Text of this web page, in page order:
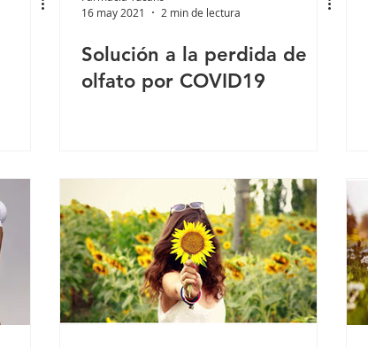
16 may 2021
2 min de lectura
Solución a la perdida de
olfato por COVID19